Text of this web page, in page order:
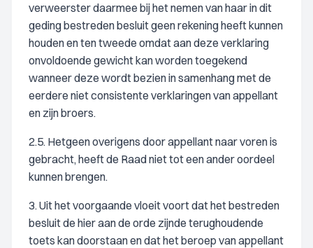
verweerster daarmee bij het nemen van haar in dit
geding bestreden besluit geen rekening heeft kunnen
houden en ten tweede omdat aan deze verklaring
onvoldoende gewicht kan worden toegekend
wanneer deze wordt bezien in samenhang met de
eerdere niet consistente verklaringen van appellant
en zijn broers.
2.5. Hetgeen overigens door appellant naar voren is
gebracht, heeft de Raad niet tot een ander oordeel
kunnen brengen.
3. Uit het voorgaande vloeit voort dat het bestreden
besluit de hier aan de orde zijnde terughoudende
toets kan doorstaan en dat het beroep van appellant